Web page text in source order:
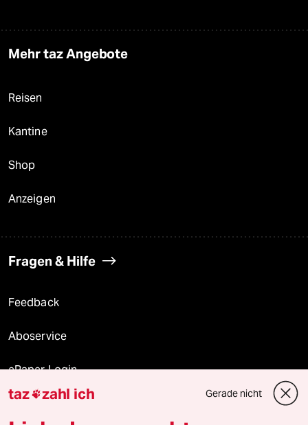
Mehr taz Angebote
Reisen
Kantine
Shop
Anzeigen
Fragen & Hilfe
Feedback
Aboservice
ePaper Login
Downloads für Abonnierende
taz zahl ich Gerade nicht